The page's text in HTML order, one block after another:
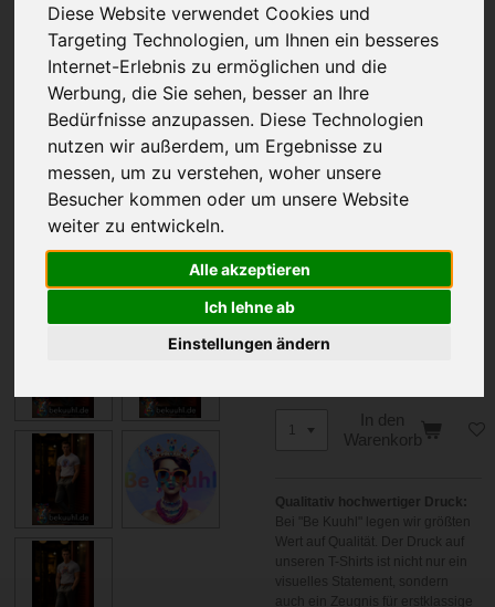
Diese Website verwendet Cookies und
Targeting Technologien, um Ihnen ein besseres
Internet-Erlebnis zu ermöglichen und die
Werbung, die Sie sehen, besser an Ihre
Bedürfnisse anzupassen. Diese Technologien
nutzen wir außerdem, um Ergebnisse zu
messen, um zu verstehen, woher unsere
Besucher kommen oder um unsere Website
weiter zu entwickeln.
Alle akzeptieren
Ich lehne ab
Einstellungen ändern
Perlenkette in 5
Farben von M bis
XXXL
NEU
19,95 € 24,95 €
zzgl.Versandkosten
Farbe
In den
Warenkorb
Qualitativ hochwertiger Druck:
Bei "Be Kuuhl" legen wir größten
Wert auf Qualität. Der Druck auf
unseren T-Shirts ist nicht nur ein
visuelles Statement, sondern
auch ein Zeugnis für erstklassige